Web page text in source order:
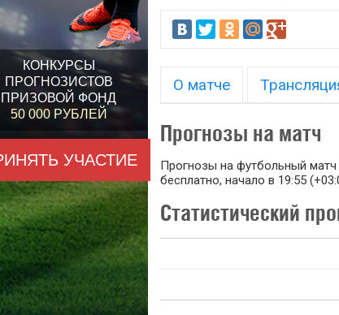
КОНКУРСЫ
ПРОГНОЗИСТОВ
ПРИЗОВОЙ ФОНД
50 000 РУБЛЕЙ
УЧАСТИЕ
О матче
Прогнозы на матч
Прогнозы на футбольный
бесплатно, начало в 19:55
Статистический